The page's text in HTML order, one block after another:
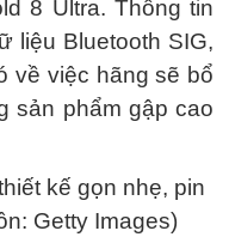
8 Ultra. Thông tin
liệu Bluetooth SIG,
về việc hãng sẽ bổ
sản phẩm gập cao